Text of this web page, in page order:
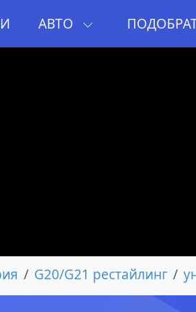
АВТО
G20/G21 рестайлинг